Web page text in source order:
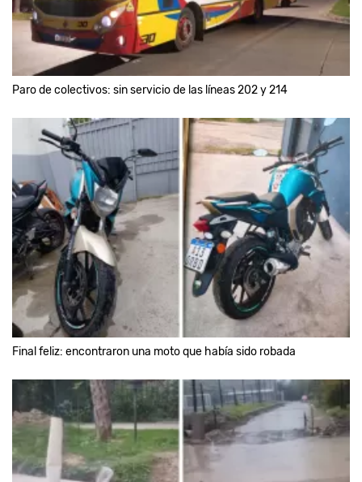
Paro de colectivos: sin servicio de las líneas 202 y 214
Final feliz: encontraron una moto que había sido robada